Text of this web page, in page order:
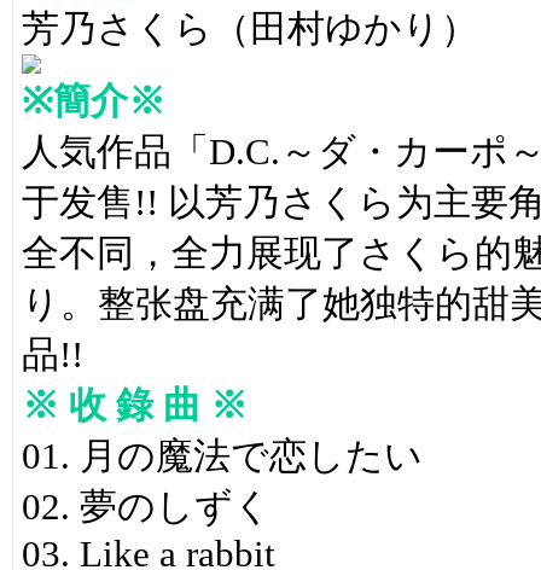
芳乃さくら（田村ゆかり）
※簡介※
人気作品「D.C.～ダ・カーポ
于发售!! 以芳乃さくら为主要
全不同，全力展现了さくら的
り。整张盘充满了她独特的甜
品!!
※ 收 錄 曲 ※
01. 月の魔法で恋したい
02. 夢のしずく
03. Like a rabbit